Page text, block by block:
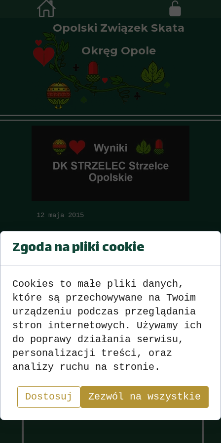
Opolski Związek Skata
Okręg Opole
Wyniki Sekcja
12 maja 2015
Puchar Burmistrza Strzelec
Opolskich
>>>
lecz ten, kto najlepiej nimi gra.”
Zgoda na pliki cookie
Cookies to małe pliki danych,
które są przechowywane na Twoim
urządzeniu podczas przeglądania
stron internetowych. Używamy ich
do poprawy działania serwisu,
personalizacji treści, oraz
analizy ruchu na stronie.
Dostosuj Zezwól na wszystkie